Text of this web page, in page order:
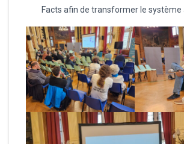
Facts afin de transformer le système